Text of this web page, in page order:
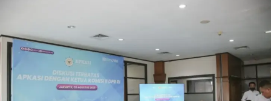
dinamis,
memiliki
kisaran
harga
iklan